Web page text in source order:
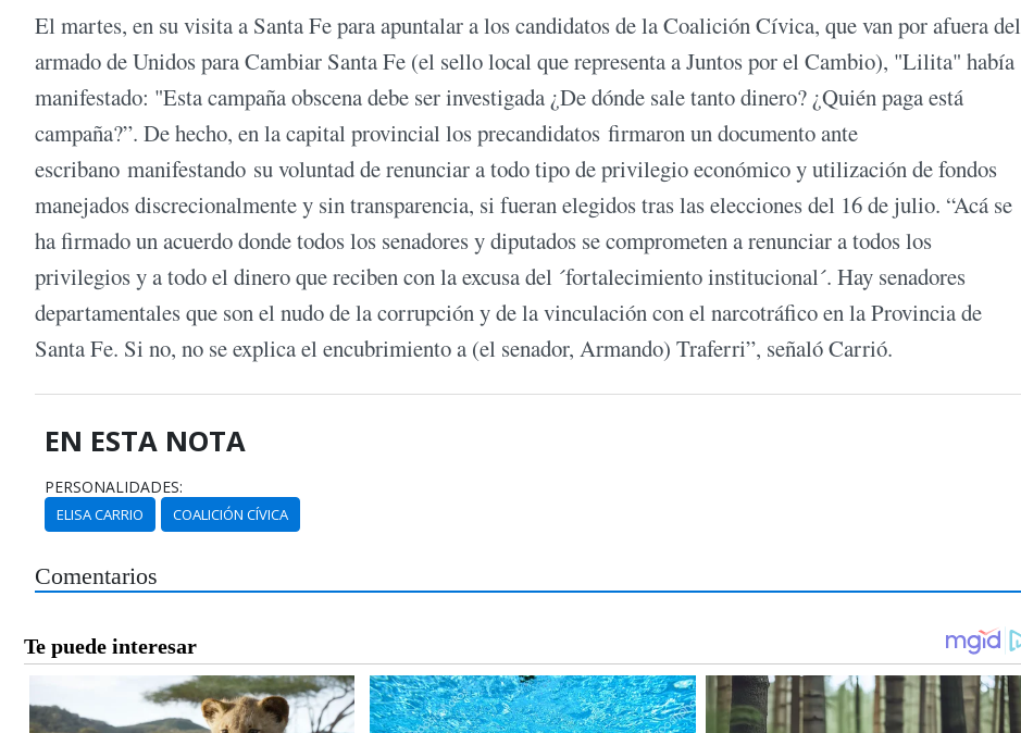
El martes, en su visita a Santa Fe para apuntalar a los candidatos de la Coalición Cívica, que van por afuera del
armado de Unidos para Cambiar Santa Fe (el sello local que representa a Juntos por el Cambio), "Lilita" había
manifestado: "Esta campaña obscena debe ser investigada ¿De dónde sale tanto dinero? ¿Quién paga está
campaña?”. De hecho, en la capital provincial los precandidatos firmaron un documento ante
escribano manifestando su voluntad de renunciar a todo tipo de privilegio económico y utilización de fondos
manejados discrecionalmente y sin transparencia, si fueran elegidos tras las elecciones del 16 de julio. “Acá se
ha firmado un acuerdo donde todos los senadores y diputados se comprometen a renunciar a todos los
privilegios y a todo el dinero que reciben con la excusa del ´fortalecimiento institucional´. Hay senadores
departamentales que son el nudo de la corrupción y de la vinculación con el narcotráfico en la Provincia de
Santa Fe. Si no, no se explica el encubrimiento a (el senador, Armando) Traferri”, señaló Carrió.
EN ESTA NOTA
PERSONALIDADES:
ELISA CARRIO COALICIÓN CÍVICA
Comentarios